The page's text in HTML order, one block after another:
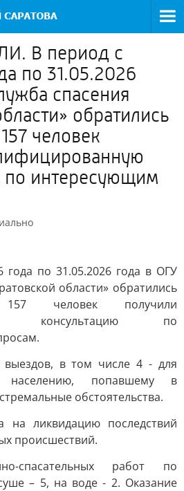
В период с
по 31.05.2026
спасения
обратились
человек
по интересующим
года по 31.05.2026 года в ОГУ
области» обратились
человек получили
консультацию по
выездов, в том числе 4 - для
населению, попавшему в
обстоятельства.
на ликвидацию последствий
происшествий.
спасательных работ по
– 5, на воде - 2. Оказание